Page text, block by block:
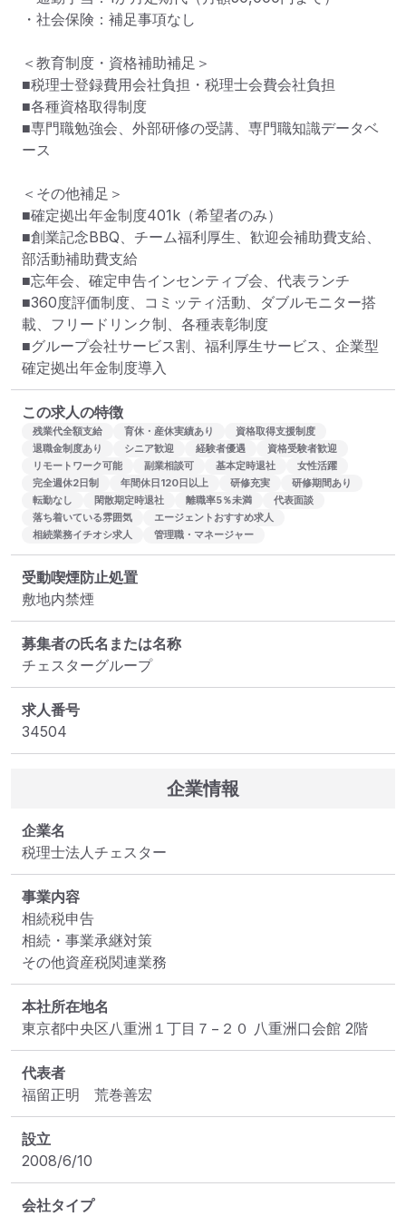
・社会保険：補足事項なし
＜教育制度・資格補助補足＞
■税理士登録費用会社負担・税理士会費会社負担
■各種資格取得制度
■専門職勉強会、外部研修の受講、専門職知識データベ
ース
＜その他補足＞
■確定拠出年金制度401k（希望者のみ）
■創業記念BBQ、チーム福利厚生、歓迎会補助費支給、
部活動補助費支給
■忘年会、確定申告インセンティブ会、代表ランチ
■360度評価制度、コミッティ活動、ダブルモニター搭
載、フリードリンク制、各種表彰制度
■グループ会社サービス割、福利厚生サービス、企業型
確定拠出年金制度導入
この求人の特徴
残業代全額支給 育休・産休実績あり
資格取得支援制度
退職金制度あり
シニア歓迎 経験者優遇
資格受験者歓迎
リモートワーク可能
副業相談可 基本定時退社
女性活躍
完全週休2日制
年間休日120日以上 研修充実
研修期間あり
転勤なし
閑散期定時退社 離職率5％未満
代表面談
落ち着いている雰囲気
エージェントおすすめ求人
相続業務イチオシ求人
管理職・マネージャー
受動喫煙防止処置
敷地内禁煙
募集者の氏名または名称
チェスターグループ
求人番号
34504
企業情報
企業名
税理士法人チェスター
事業内容
相続税申告
相続・事業承継対策
その他資産税関連業務
本社所在地名
東京都中央区八重洲１丁目７−２０ 八重洲口会館 2階
代表者
福留正明　荒巻善宏
設立
2008/6/10
会社タイプ